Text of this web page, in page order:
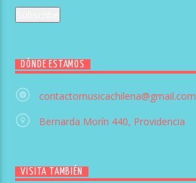
DÓNDE ESTAMOS
contactomusicachilena@gmail.com
Bernarda Morín 440, Providencia
VISITA TAMBIÉN